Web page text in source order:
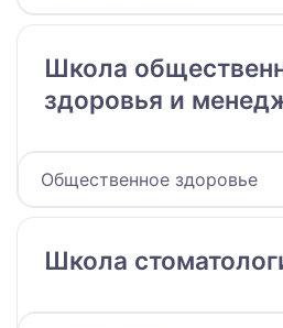
Школа
здоровья и
Общественное здоровье
Школа